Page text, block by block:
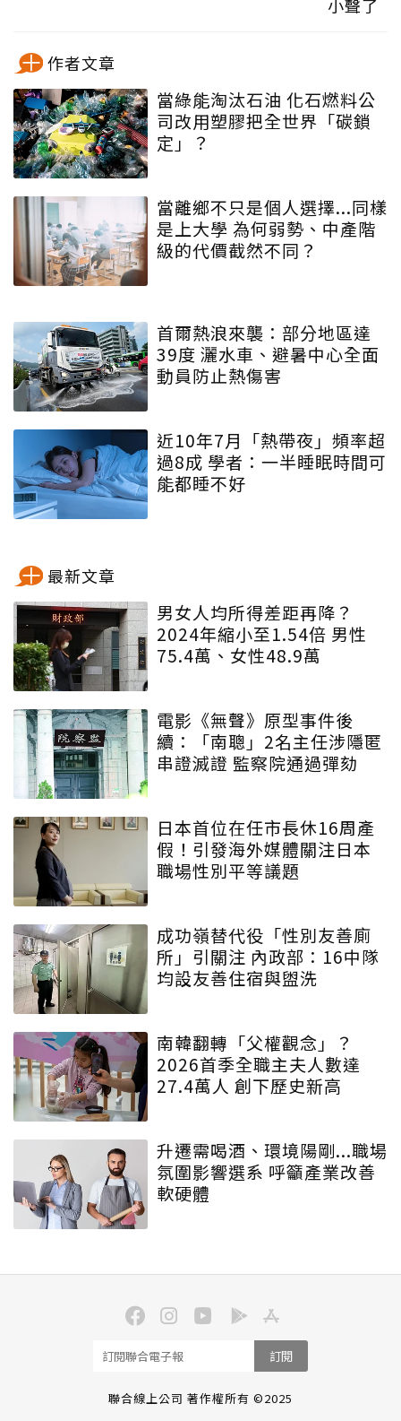
小聲了
作者文章
當綠能淘汰石油 化石燃料公
司改用塑膠把全世界「碳鎖
定」？
當離鄉不只是個人選擇...同樣
是上大學 為何弱勢、中產階
級的代價截然不同？
首爾熱浪來襲：部分地區達
39度 灑水車、避暑中心全面
動員防止熱傷害
近10年7月「熱帶夜」頻率超
過8成 學者：一半睡眠時間可
能都睡不好
最新文章
男女人均所得差距再降？
2024年縮小至1.54倍 男性
75.4萬、女性48.9萬
電影《無聲》原型事件後
續：「南聰」2名主任涉隱匿
串證滅證 監察院通過彈劾
日本首位在任市長休16周產
假！引發海外媒體關注日本
職場性別平等議題
成功嶺替代役「性別友善廁
所」引關注 內政部：16中隊
均設友善住宿與盥洗
南韓翻轉「父權觀念」？
2026首季全職主夫人數達
27.4萬人 創下歷史新高
升遷需喝酒、環境陽剛...職場
氛圍影響選系 呼籲產業改善
軟硬體
訂閱
聯合線上公司 著作權所有 ©2025